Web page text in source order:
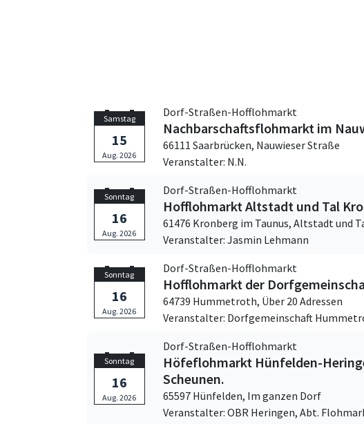
Samstag
15
Aug. 2026
Dorf-Straßen-Hofflohmarkt
Nachbarschaftsflohmarkt im
66111 Saarbrücken, Nauwieser Straße
Veranstalter: N.N.
Sonntag
16
Aug. 2026
Dorf-Straßen-Hofflohmarkt
Hofflohmarkt Altstadt und Tal
61476 Kronberg im Taunus, Altstadt und
Veranstalter: Jasmin Lehmann
Sonntag
16
Aug. 2026
Dorf-Straßen-Hofflohmarkt
Hofflohmarkt der
64739 Hummetroth, Über 20 Adressen
Veranstalter: Dorfgemeinschaft
Sonntag
16
Aug. 2026
Dorf-Straßen-Hofflohmarkt
Höfeflohmarkt Hünfelden-
Scheunen.
65597 Hünfelden, Im ganzen Dorf
Veranstalter: OBR Heringen, Abt.